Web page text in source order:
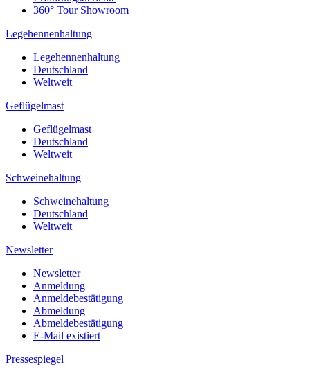
360° Tour Showroom
Legehennenhaltung
Legehennenhaltung
Deutschland
Weltweit
Geflügelmast
Geflügelmast
Deutschland
Weltweit
Schweinehaltung
Schweinehaltung
Deutschland
Weltweit
Newsletter
Newsletter
Anmeldung
Anmeldebestätigung
Abmeldung
Abmeldebestätigung
E-Mail existiert
Pressespiegel